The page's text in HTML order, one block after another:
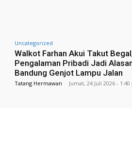
Uncategorized
Walkot Farhan Akui Takut
Pengalaman Pribadi Jadi
Bandung Genjot Lampu Jalan
Tatang Hermawan - Jumat, 24 Juli 2026 -